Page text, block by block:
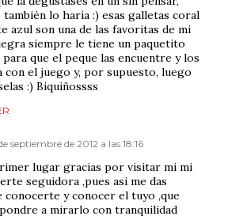
lo haría :) esas galletas coral
azul son una de las favoritas de mi
siempre le tiene un paquetito
que el peque las encuentre y los
con el juego y, por supuesto, luego
:) Biquiñossss
septiembre de 2012 a las 18:16
lugar gracias por visitar mi mi
seguidora ,pues asi me das
conocerte y conocer el tuyo ,que
a mirarlo con tranquilidad